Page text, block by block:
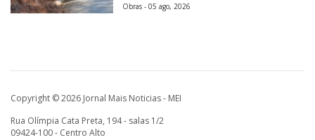
Obras - 05 ago, 2026
Copyright © 2026 Jornal Mais Noticias - MEI
Rua Olímpia Cata Preta, 194 - salas 1/2
09424-100 - Centro Alto